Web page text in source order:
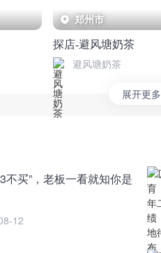
郑州市
探店-避风塘奶茶
避风塘奶茶
展开更多
不买”，老板一看就知你是
12